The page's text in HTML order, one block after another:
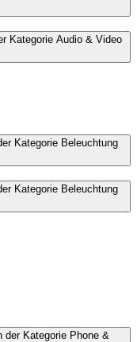
Kategorie Audio & Video
Kategorie Beleuchtung
Kategorie Beleuchtung
der Kategorie Phone &